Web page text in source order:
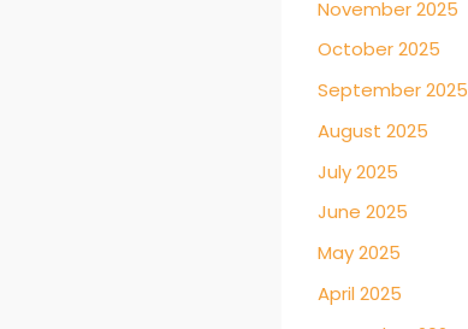
November 2025
October 2025
September 2025
August 2025
July 2025
June 2025
May 2025
April 2025